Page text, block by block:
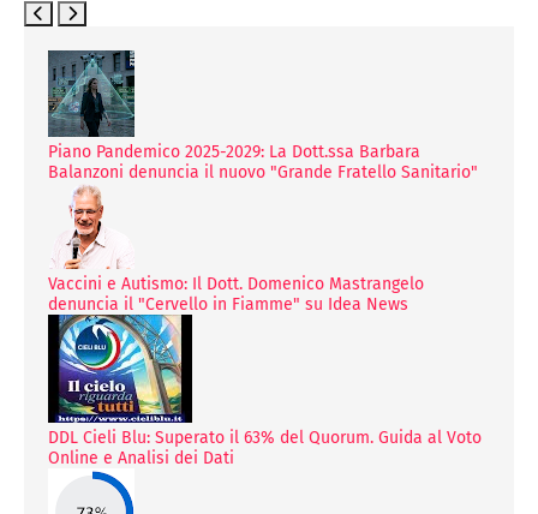
Piano Pandemico 2025-2029: La Dott.ssa Barbara
Balanzoni denuncia il nuovo "Grande Fratello Sanitario"
Vaccini e Autismo: Il Dott. Domenico Mastrangelo
denuncia il "Cervello in Fiamme" su Idea News
DDL Cieli Blu: Superato il 63% del Quorum. Guida al Voto
Online e Analisi dei Dati